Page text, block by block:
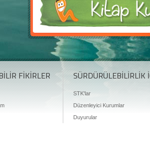
FİKİRLER SÜRDÜRÜLEBİLİRLİK
STK'lar
Düzenleyici Kurumlar
Duyurular